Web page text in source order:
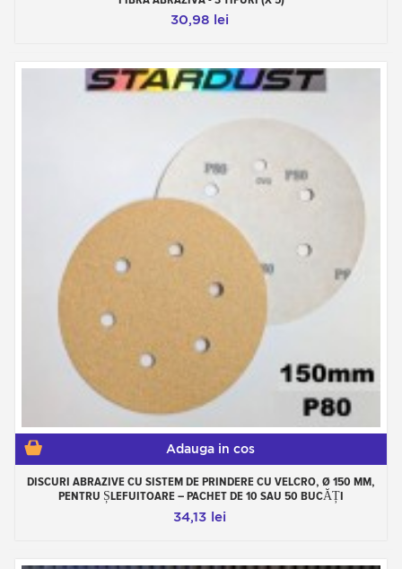
30,98 lei
Adauga in cos
DISCURI ABRAZIVE CU SISTEM DE PRINDERE CU VELCRO, Ø 150 MM,
PENTRU ȘLEFUITOARE – PACHET DE 10 SAU 50 BUCĂȚI
34,13 lei